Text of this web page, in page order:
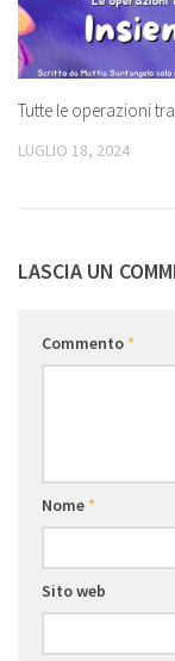
Tutte le operazioni
LUGLIO 18, 2024
LASCIA UN
Commento*
Nome*
Sito web